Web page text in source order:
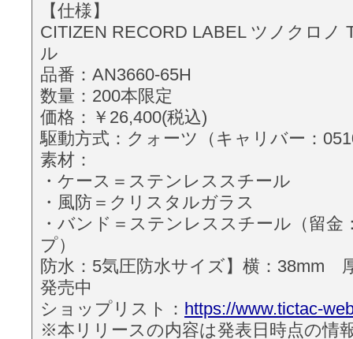
【仕様】
CITIZEN RECORD LABEL ツノクロノ
ル
品番：AN3660-65H
数量：200本限定
価格：￥26,400(税込)
駆動方式：クォーツ（キャリバー：
素材：
・ケース＝ステンレススチール
・風防＝クリスタルガラス
・バンド＝ステンレススチール（留金
プ）
防水：5気圧防水サイズ】横：38mm
発売中
ショップリスト： https://www.tictac-
※本リリースの内容は発表日時点の情